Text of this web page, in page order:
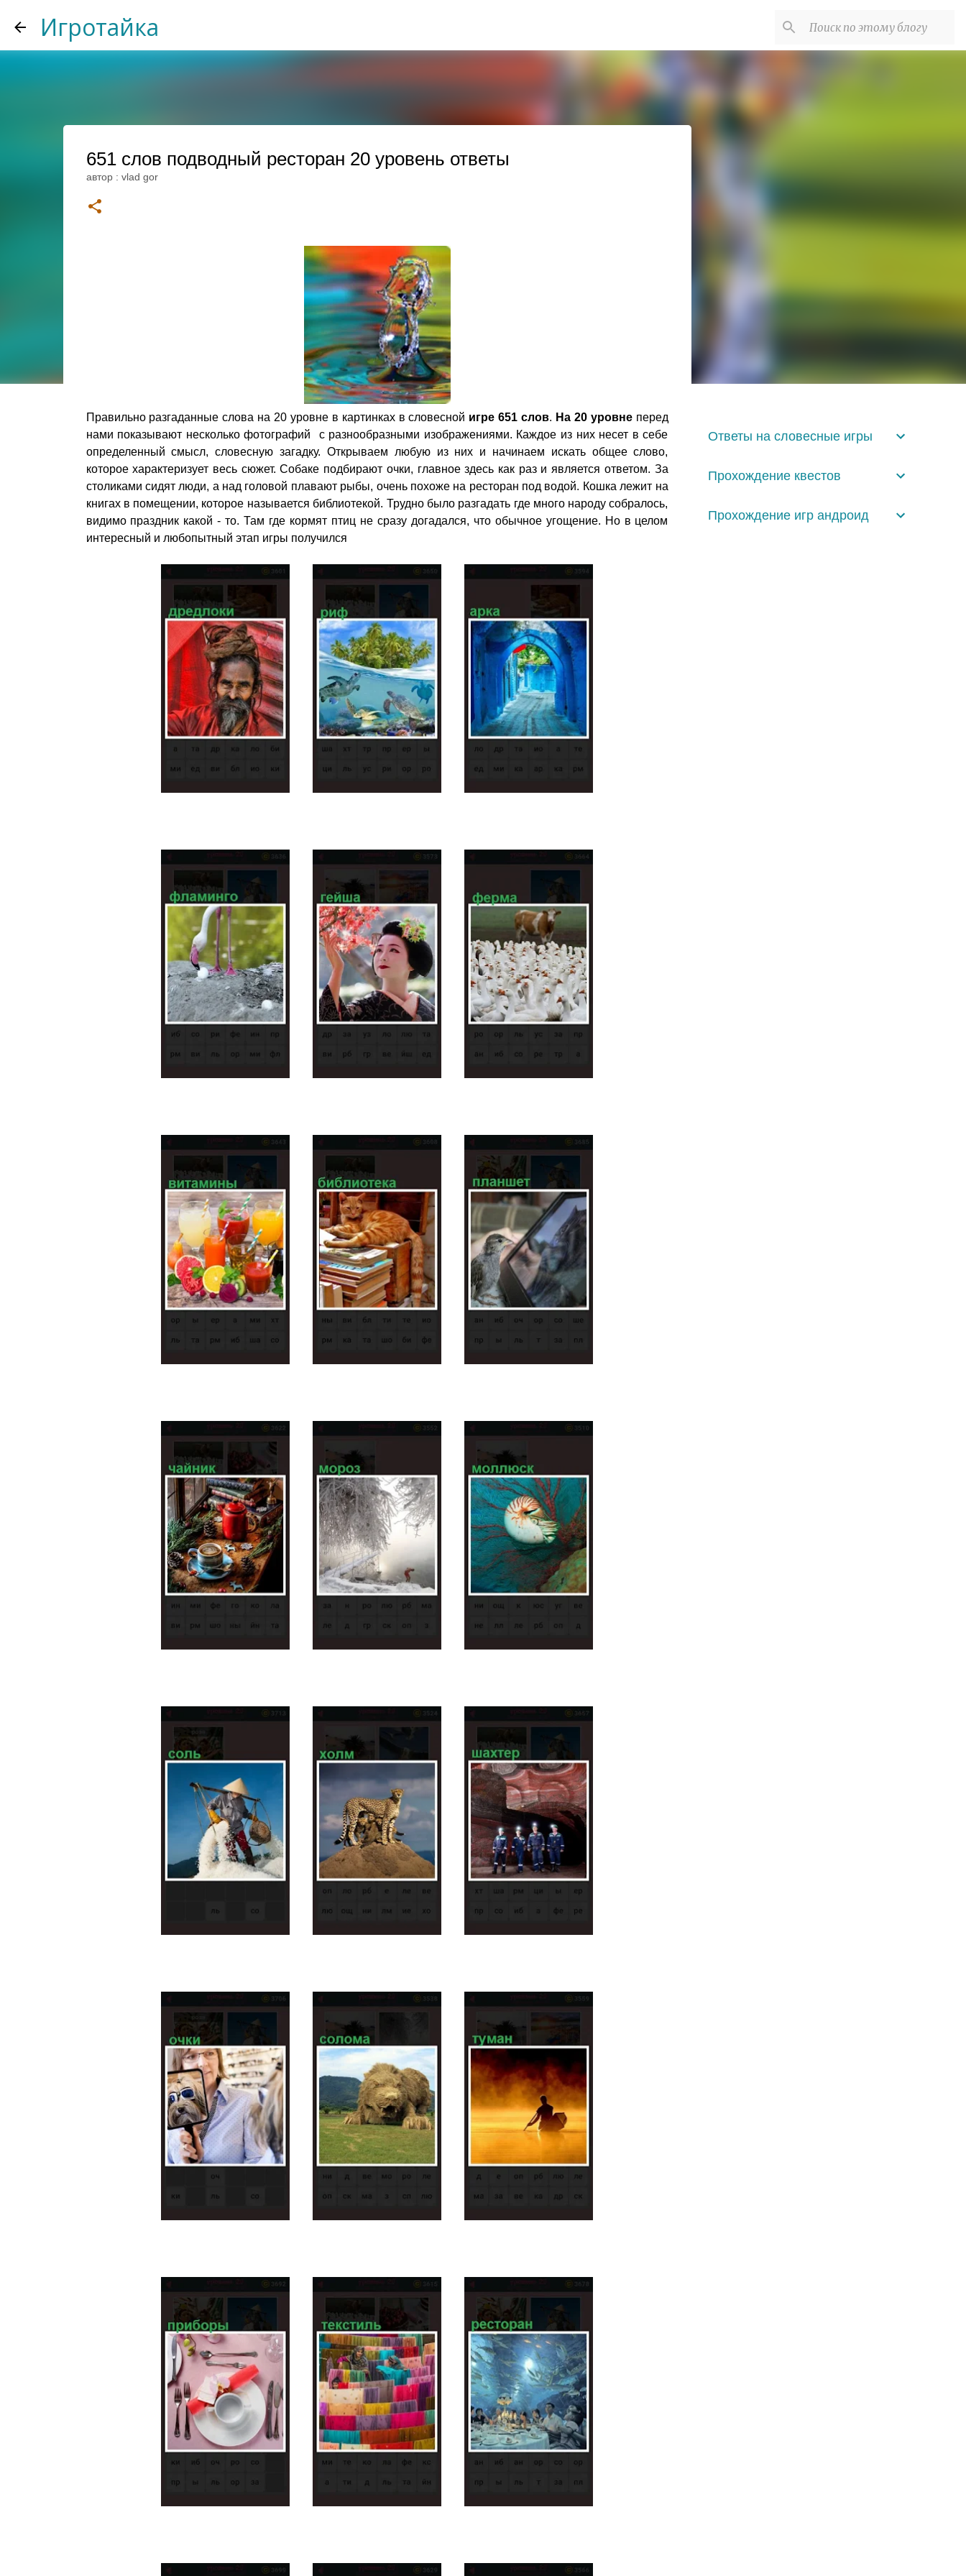
Игротайка
651 слов подводный ресторан 20 уровень ответы
автор : vlad gor
Правильно разгаданные слова на 20 уровне в картинках в словесной игре 651 слов. На 20 уровнеперед
нами показывают несколько фотографий с разнообразными изображениями. Каждое из них несет в себе
определенный смысл, словесную загадку. Открываем любую из них и начинаем искать общее слово,
которое характеризует весь сюжет. Собаке подбирают очки, главное здесь как раз и является ответом. За
столиками сидят люди, а над головой плавают рыбы, очень похоже на ресторан под водой. Кошка лежит на
книгах в помещении, которое называется библиотекой. Трудно было разгадать где много народу собралось,
видимо праздник какой - то. Там где кормят птиц не сразу догадался, что обычное угощение. Но в целом
интересный и любопытный этап игры получился
Ответы на словесные игры
Прохождение квестов
Прохождение игр андроид